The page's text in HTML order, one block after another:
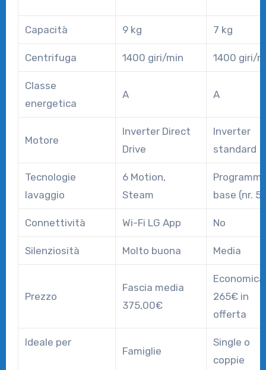
Capacità 9 kg 7 kg
Centrifuga 1400 giri/min 1400 giri/
Classe
energetica
A A
Motore
Inverter Direct
Drive
Inverter
standard
Tecnologie
lavaggio
6 Motion,
Steam
Programmi
base (nr. 5)
Connettività Wi-Fi LG App No
Silenziosità Molto buona Media
Prezzo
Fascia media
375,00€
Economica
265€ in
offerta
Ideale per
Famiglie
Single o
coppie